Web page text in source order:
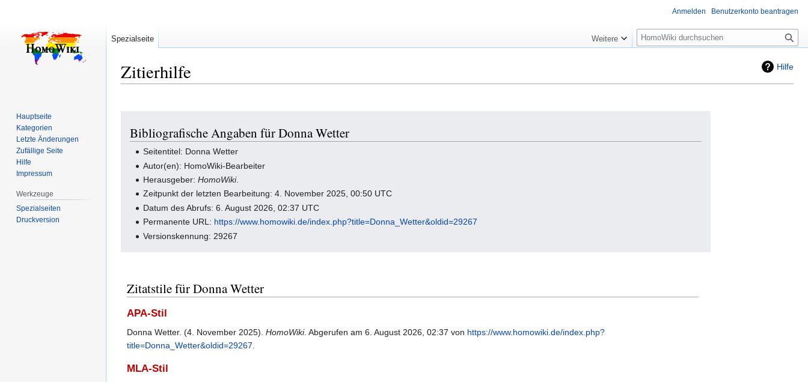
Hilfe
Zitierhilfe
Navigation
springen
Suche
springen
Bibliografische Angaben für Donna Wetter
Seitentitel: Donna Wetter
Autor(en): HomoWiki-Bearbeiter
Herausgeber:HomoWiki.
Zeitpunkt der letzten Bearbeitung: 4. November 2025, 00:50 UTC
Datum des Abrufs: 6. August 2026, 02:37 UTC
Permanente URL: https://www.homowiki.de/index.php?title=Donna_Wetter&oldid=29267
Versionskennung: 29267
Zitatstile für Donna Wetter
APA-Stil
Donna Wetter. (4. November 2025). HomoWiki. Abgerufen am 6. August 2026, 02:37 von https://www.homowiki.de/index.php?
title=Donna_Wetter&oldid=29267
MLA-Stil
Anmelden Benutzerkonto beantragen
Spezialseite Weitere
Suche
Hauptseite
Kategorien
Letzte Änderungen
Zufällige Seite
Hilfe
Impressum
Werkzeuge
Spezialseiten
Druckversion